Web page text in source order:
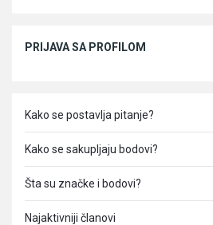
PRIJAVA SA PROFILOM
Kako se postavlja pitanje?
Kako se sakupljaju bodovi?
Šta su značke i bodovi?
Najaktivniji članovi